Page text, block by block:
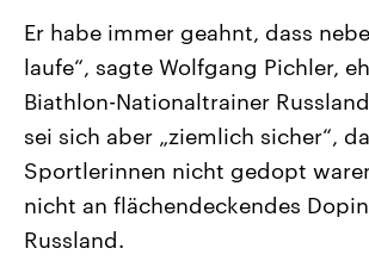
Landtagswahl Sachsen-Anhalt
2026
Alle Informationen
Sachsen-Anhalt wählt am 6.
September 2026 einen neuen
Bundesland von einer Koalition aus
USA
den
Er habe immer geahnt, dass
laufe“, sagte Wolfgang Pichler,
Biathlon-Nationaltrainer
sei sich aber „ziemlich sicher“,
Sportlerinnen nicht gedopt
nicht an flächendeckendes
Russland.